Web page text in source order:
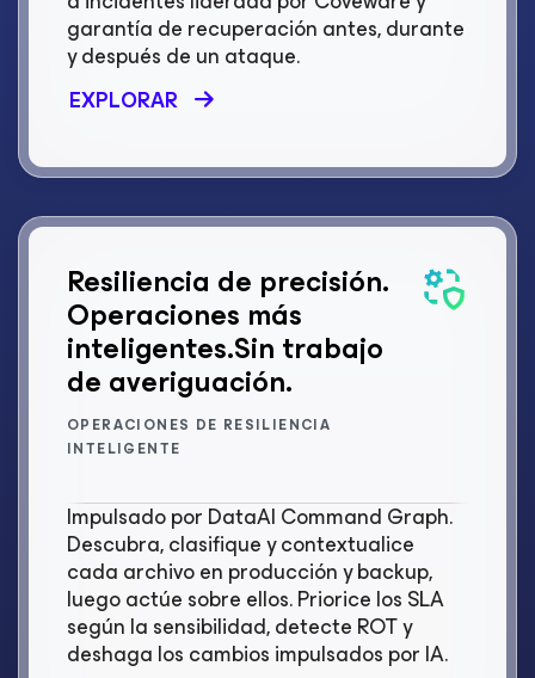
garantía de recuperación antes, durante
y después de un ataque.
EXPLORAR
Resiliencia de precisión.
Operaciones más
inteligentes.Sin trabajo
de averiguación.
OPERACIONES DE RESILIENCIA
INTELIGENTE
Impulsado por DataAI Command Graph.
Descubra, clasifique y contextualice
cada archivo en producción y backup,
luego actúe sobre ellos. Priorice los SLA
según la sensibilidad, detecte ROT y
deshaga los cambios impulsados por IA.